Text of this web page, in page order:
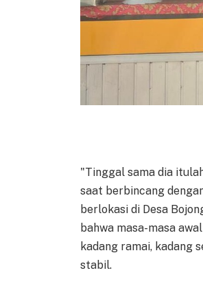
"Tinggal sama dia
saat berbincang
berlokasi di Desa
bahwa masa-masa
kadang ramai, kadang
stabil.